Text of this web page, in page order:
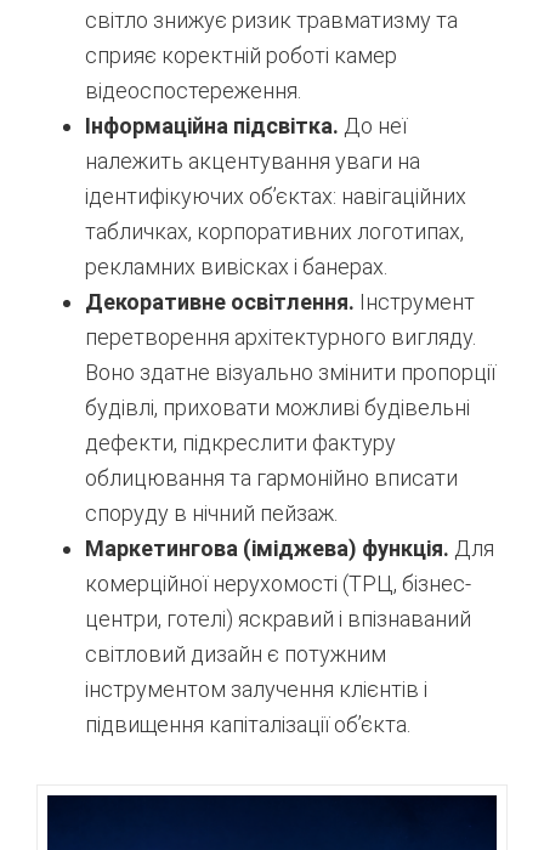
світло знижує ризик травматизму та
сприяє коректній роботі камер
відеоспостереження.
Інформаційна підсвітка. До неї
належить акцентування уваги на
ідентифікуючих об’єктах: навігаційних
табличках, корпоративних логотипах,
рекламних вивісках і банерах.
Декоративне освітлення. Інструмент
перетворення архітектурного вигляду.
Воно здатне візуально змінити пропорції
будівлі, приховати можливі будівельні
дефекти, підкреслити фактуру
облицювання та гармонійно вписати
споруду в нічний пейзаж.
Маркетингова (іміджева) функція. Для
комерційної нерухомості (ТРЦ, бізнес-
центри, готелі) яскравий і впізнаваний
світловий дизайн є потужним
інструментом залучення клієнтів і
підвищення капіталізації об’єкта.